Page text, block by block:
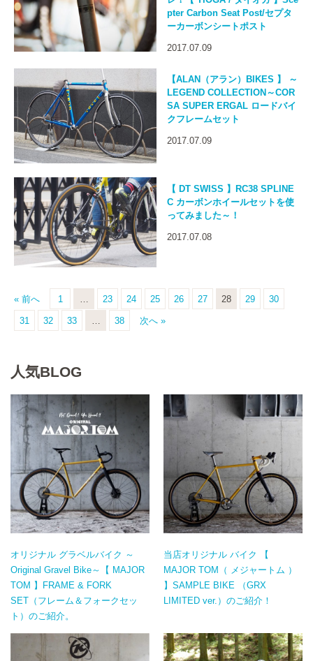
pter Carbon Seat Post/セプタ
ーカーボンシートポスト
2017.07.09
【ALAN（アラン）BIKES 】 ～
LEGEND COLLECTION～COR
SA SUPER ERGAL ロードバイ
クフレームセット
2017.07.09
【 DT SWISS 】RC38 SPLINE
C カーボンホイールセットを使
ってみました～！
2017.07.08
« 前へ 1 … 23 24 25 26 27 28 29 30
31 32 33 … 38 次へ »
人気BLOG
オリジナル グラベルバイク ～
Original Gravel Bike～【 MAJOR
TOM 】FRAME & FORK
SET（フレーム＆フォークセッ
ト）のご紹介。
当店オリジナル バイク 【
MAJOR TOM（ メジャートム ）
】SAMPLE BIKE （GRX
LIMITED ver.）のご紹介！